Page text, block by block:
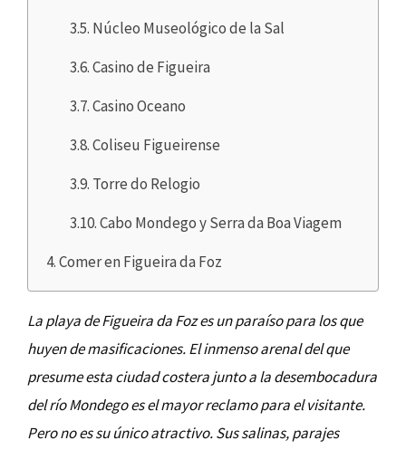
Núcleo Museológico de la Sal
Casino de Figueira
Casino Oceano
Coliseu Figueirense
Torre do Relogio
Cabo Mondego y Serra da Boa Viagem
Comer en Figueira da Foz
La playa de Figueira da Foz es un paraíso para los que
huyen de masificaciones. El inmenso arenal del que
presume esta ciudad costera junto a la desembocadura
del río Mondego es el mayor reclamo para el visitante.
Pero no es su único atractivo. Sus salinas, parajes